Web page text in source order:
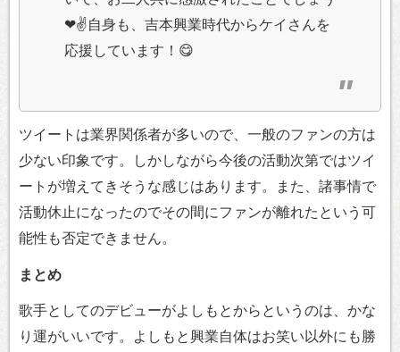
❤✌自身も、吉本興業時代からケイさんを
応援しています！😋
ツイートは業界関係者が多いので、一般のファンの方は
少ない印象です。しかしながら今後の活動次第ではツイ
ートが増えてきそうな感じはあります。また、諸事情で
活動休止になったのでその間にファンが離れたという可
能性も否定できません。
まとめ
歌手としてのデビューがよしもとからというのは、かな
り運がいいです。よしもと興業自体はお笑い以外にも勝